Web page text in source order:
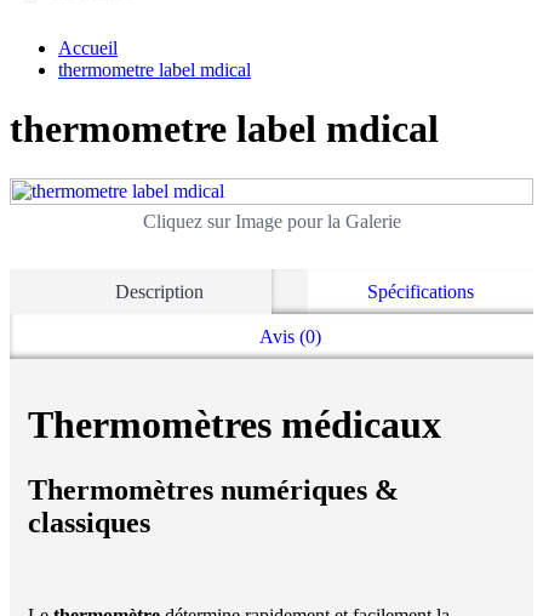
Accueil
thermometre label mdical
thermometre label mdical
Cliquez sur Image pour la Galerie
Description Spécifications
Avis (0)
Thermomètres médicaux
Thermomètres numériques &
classiques